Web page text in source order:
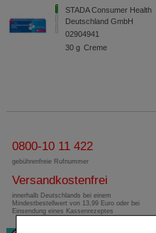
STADA Consumer Health
Deutschland GmbH
02904941
30 g Creme
0800-10 11 422
gebührenfreie Rufnummer
Versandkostenfrei
innerhalb Deutschlands bei einem
Mindestbestellwert von 13,99 Euro oder bei
Einsendung eines Kassenrezeptes